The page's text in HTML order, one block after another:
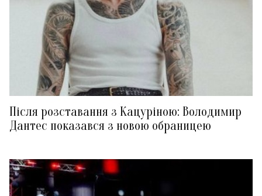
Після розставання з Кацуріною: Володимир
Дантес показався з новою обраницею